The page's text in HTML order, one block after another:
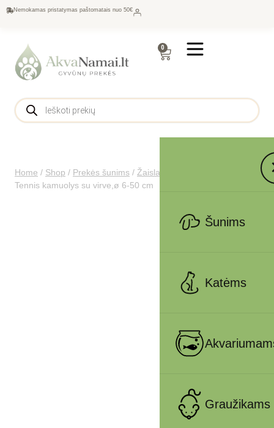
Nemokamas pristatymas paštomatais nuo 50€
0
Šunims
Katėms
Graužikams
Home / Shop / Prekės šunims / Žaislai
Tennis kamuolys su virve,ø 6-50 cm